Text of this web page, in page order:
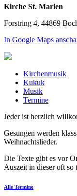
Kirche St. Marien
Forstring 4, 44869
In Google Maps
Kirchenmusik
Kukuk
Musik
Termine
Jeder ist herzlich
Gesungen werden
Weihnachtslieder.
Die Texte gibt es vor
Auszeit in dieser oft so
Alle Termine